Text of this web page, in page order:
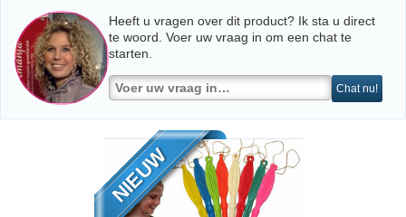
Heeft u vragen over dit product? Ik sta u direct
te woord. Voer uw vraag in om een chat te
starten.
Chat nu!
NIEUW